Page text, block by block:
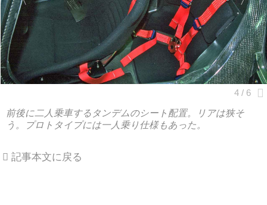
前後に二人乗車するタンデムのシート配置。リアは狭そ
う。プロトタイプには一人乗り仕様もあった。
記事本文に戻る